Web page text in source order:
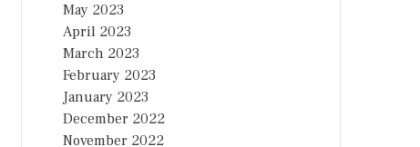
May 2023
April 2023
March 2023
February 2023
January 2023
December 2022
November 2022